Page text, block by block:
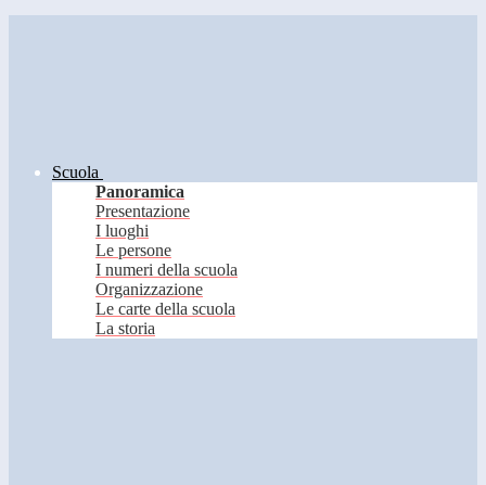
Scuola
Panoramica
Presentazione
I luoghi
Le persone
I numeri della scuola
Organizzazione
Le carte della scuola
La storia